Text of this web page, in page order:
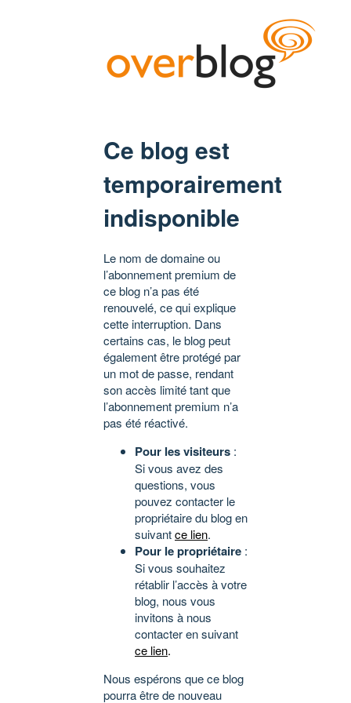
Ce blog est
temporairement
indisponible
Le nom de domaine ou
l’abonnement premium de
ce blog n’a pas été
renouvelé, ce qui explique
cette interruption. Dans
certains cas, le blog peut
également être protégé par
un mot de passe, rendant
son accès limité tant que
l’abonnement premium n’a
pas été réactivé.
Pour les visiteurs :
Si vous avez des
questions, vous
pouvez contacter le
propriétaire du blog en
suivantce lien.
Pour le propriétaire :
Si vous souhaitez
rétablir l’accès à votre
blog, nous vous
invitons à nous
contacter en suivant
ce lien.
Nous espérons que ce blog
pourra être de nouveau